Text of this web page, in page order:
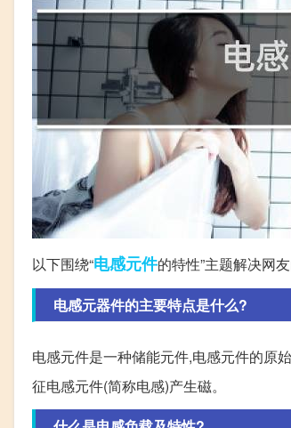
以下围绕“电感元件的特性”主题解决网
电感元器件的主要特点是什么?
电感元件是一种储能元件,电感元件的原
征电感元件(简称电感)产生磁。